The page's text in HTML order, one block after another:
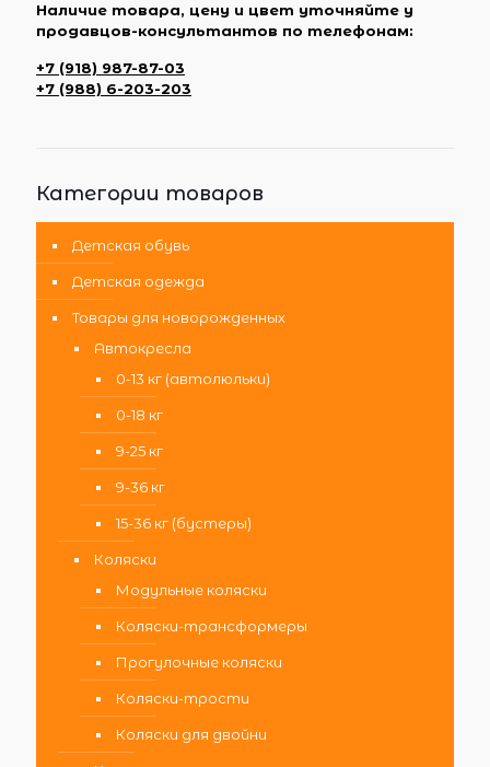
Наличие товара, цену и цвет уточняйте у
продавцов-консультантов по телефонам:
+7 (918) 987-87-03
+7 (988) 6-203-203
Категории товаров
Детская обувь
Детская одежда
Товары для новорожденных
Автокресла
0-13 кг (автолюльки)
0-18 кг
9-25 кг
9-36 кг
15-36 кг (бустеры)
Коляски
Модульные коляски
Коляски-трансформеры
Прогулочные коляски
Коляски-трости
Коляски для двойни